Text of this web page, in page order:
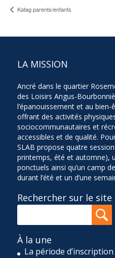
Katag parents/enfants
LA MISSION
Ancré dans le quartier
des Loisirs Angus-
l’épanouissement et au
offrant des activités
sociocommunautaires et
accessibles et de qualité.
SLAB propose quatre
printemps, été et automne),
ponctuels ainsi qu’un camp
durant l’été et un d’une
Rechercher sur le site
À la une
La période